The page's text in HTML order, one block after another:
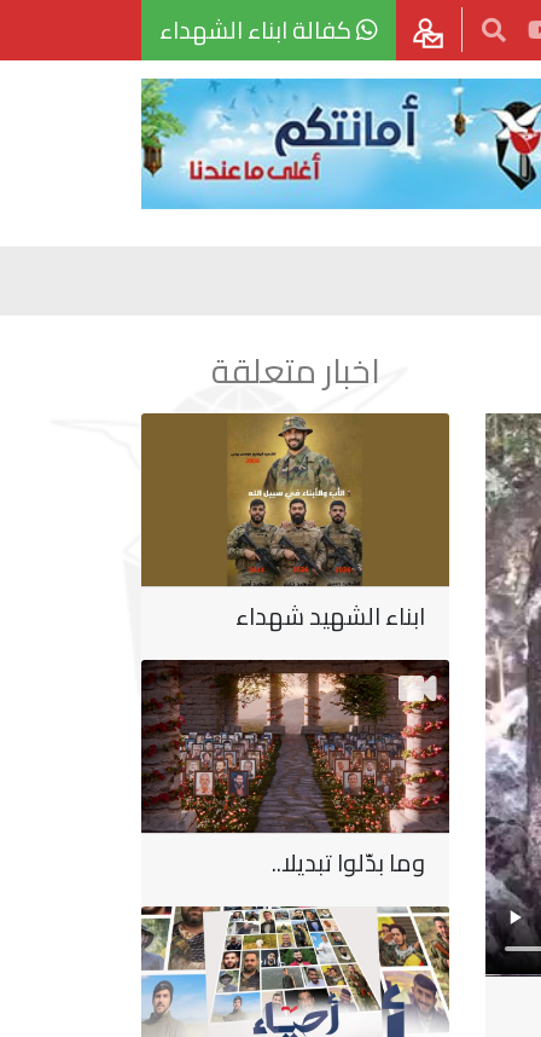
كفالة ابناء الشهداء
اخبار متعلقة
ابناء الشهيد شهداء
وما بدّلوا تبديلا..